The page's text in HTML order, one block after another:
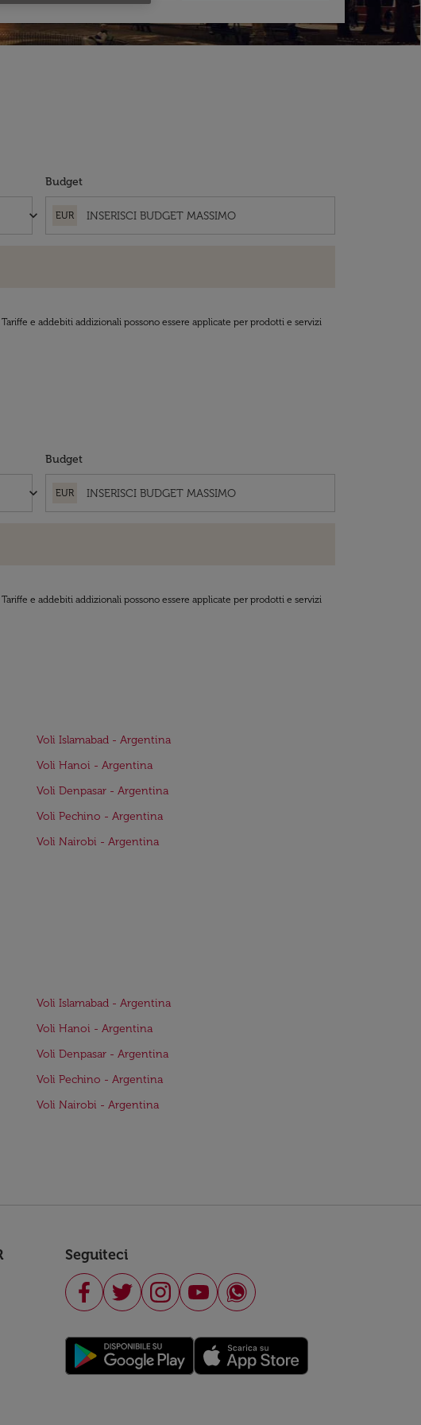
keyboard_arrow_down
Budget
EUR
e addebiti addizionali possono essere applicate per prodotti e servizi
keyboard_arrow_down
Budget
EUR
e addebiti addizionali possono essere applicate per prodotti e servizi
Voli Islamabad - Argentina
Voli Hanoi - Argentina
Voli Denpasar - Argentina
Voli Pechino - Argentina
Voli Nairobi - Argentina
Voli Islamabad - Argentina
Voli Hanoi - Argentina
Voli Denpasar - Argentina
Voli Pechino - Argentina
Voli Nairobi - Argentina
Seguiteci